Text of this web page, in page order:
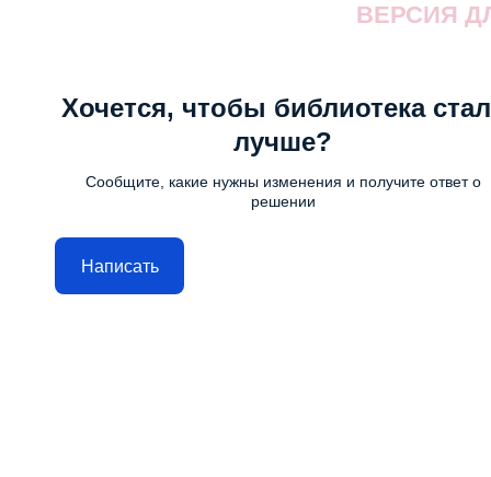
ВЕРСИЯ
Хочется, чтобы библиотека
лучше?
Сообщите, какие нужны изменения и получите ответ о
решении
Написать